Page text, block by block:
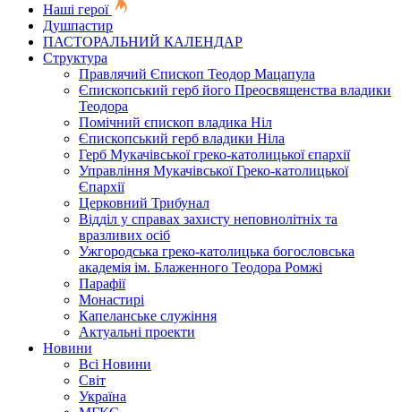
Наші герої
Душпастир
ПАСТОРАЛЬНИЙ КАЛЕНДАР
Структура
Правлячий Єпископ Теодор Мацапула
Єпископський герб його Преосвященства владики
Теодора
Помічний єпископ владика Ніл
Єпископський герб владики Ніла
Герб Мукачівської греко-католицької єпархії
Управління Мукачівської Греко-католицької
Єпархії
Церковний Трибунал
Відділ у справах захисту неповнолітніх та
вразливих осіб
Ужгородська греко-католицька богословська
академія ім. Блаженного Теодора Ромжі
Парафії
Монастирі
Капеланське служіння
Актуальні проекти
Новини
Всі Новини
Світ
Україна